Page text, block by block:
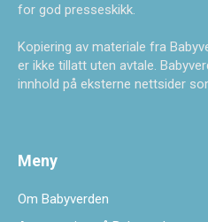
for god presseskikk.
Kopiering av materiale fra
er ikke tillatt uten avtale.
innhold på eksterne nettsider
Meny
Om Babyverden